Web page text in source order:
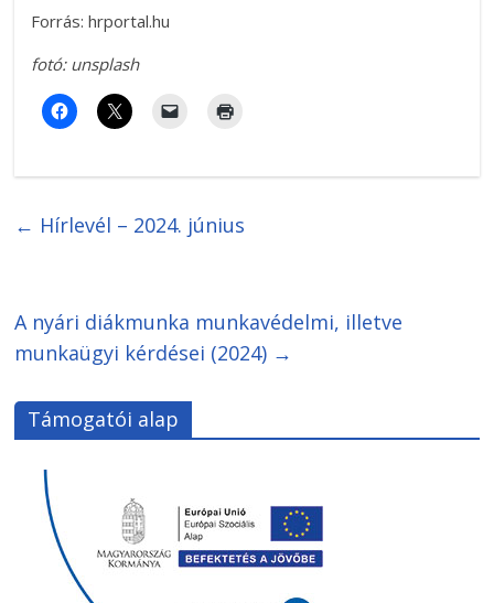
Forrás: hrportal.hu
fotó: unsplash
← Hírlevél – 2024. június
A nyári diákmunka munkavédelmi, illetve
munkaügyi kérdései (2024) →
Támogatói alap